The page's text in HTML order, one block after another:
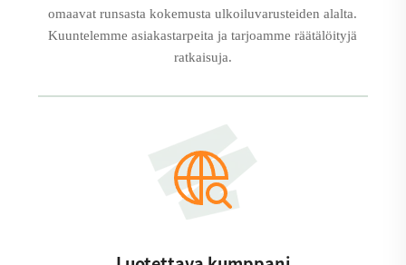
omaavat runsasta kokemusta ulkoiluvarusteiden alalta.
Kuuntelemme asiakastarpeita ja tarjoamme räätälöityjä
ratkaisuja.